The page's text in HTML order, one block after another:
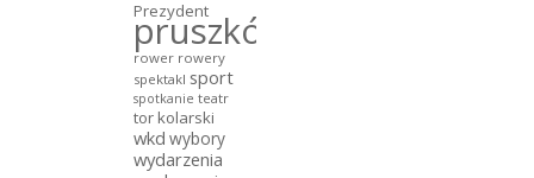
Prezydent
pruszków
rower rowery
spektakl sport
spotkanie teatr
tor kolarski
wkd wybory
wydarzenia